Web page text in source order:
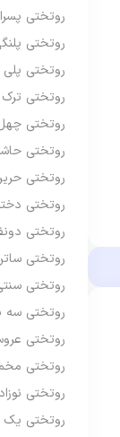
روتختی
روتختی
روتختی پلی
روتختی ترک
روتختی
روتختی
روتختی حریر
روتختی
روتختی
روتختی
روتختی
روتختی سه
روتختی
روتختی
روتختی نوزاد
روتختی یک